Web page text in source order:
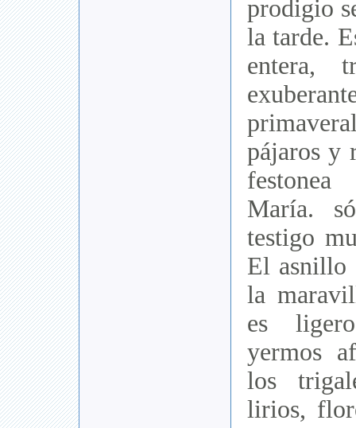
prodigio
la tarde.
entera,
pájaros y
María.
testigo
El asnillo
la
es
yermos
los
lirios,